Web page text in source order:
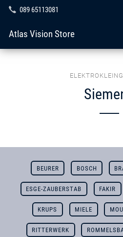
089 65113081
Atlas Vision Store
BEURER BOSCH
ESGE-ZAUBERSTAB FAKIR
KRUPS MIELE
RITTERWERK